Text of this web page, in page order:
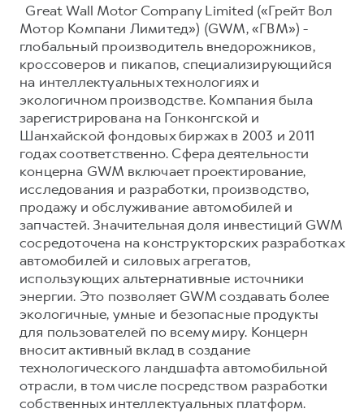
Great Wall Motor Company Limited («Грейт Вол
Мотор Компани Лимитед») (GWM, «ГВМ») -
глобальный производитель внедорожников,
кроссоверов и пикапов, специализирующийся
на интеллектуальных технологиях и
экологичном производстве. Компания была
зарегистрирована на Гонконгской и
Шанхайской фондовых биржах в 2003 и 2011
годах соответственно. Сфера деятельности
концерна GWM включает проектирование,
исследования и разработки, производство,
продажу и обслуживание автомобилей и
запчастей. Значительная доля инвестиций GWM
сосредоточена на конструкторских разработках
автомобилей и силовых агрегатов,
использующих альтернативные источники
энергии. Это позволяет GWM создавать более
экологичные, умные и безопасные продукты
для пользователей по всему миру. Концерн
вносит активный вклад в создание
технологического ландшафта автомобильной
отрасли, в том числе посредством разработки
собственных интеллектуальных платформ.